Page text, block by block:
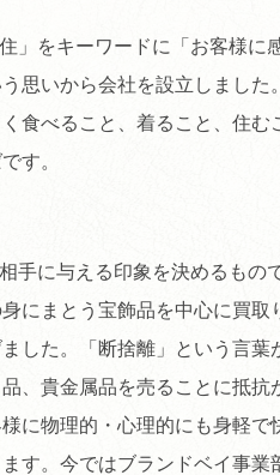
」をキーワードに「お客様に
思いから会社を設立しました。
食べること、着ること、住む
す。
手に与える印象を決めるもの
にまとう宝飾品を中心に買取
した。「断捨離」という言葉
、貴金属品を売ることに抵抗
に物理的・心理的にも身軽で
す。今ではブランドベイ事業